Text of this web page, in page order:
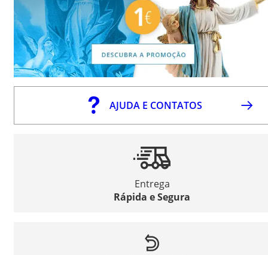
AJUDA E CONTATOS
Entrega
Rápida e Segura